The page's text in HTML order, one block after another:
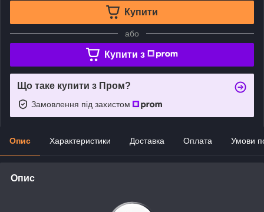
Купити
або
Купити з
Що таке купити з Пром?
Замовлення під захистом
Опис Характеристики Доставка Оплата Умови
Опис